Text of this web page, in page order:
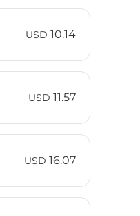
USD 10.14
USD 11.57
USD 16.07